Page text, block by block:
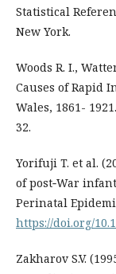
Statistical
New York.
Woods R. I.,
Causes of Rapid
Wales, 1861-
32.
Yorifuji T. et al.
of post‐War
Perinatal
https://doi.org/
Zakharov S.V.